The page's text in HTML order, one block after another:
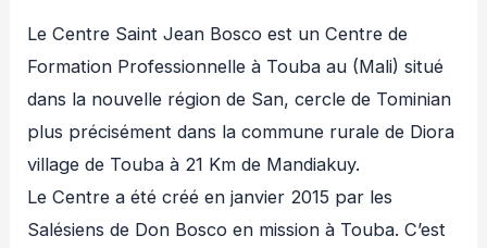
Le Centre Saint Jean Bosco est un Centre de
Formation Professionnelle à Touba au (Mali) situé
dans la nouvelle région de San, cercle de Tominian
plus précisément dans la commune rurale de Diora
village de Touba à 21 Km de Mandiakuy.
Le Centre a été créé en janvier 2015 par les
Salésiens de Don Bosco en mission à Touba. C’est